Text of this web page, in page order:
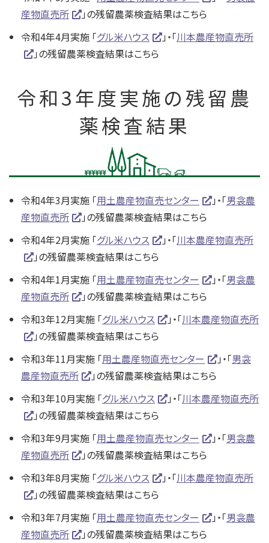
産物直売所
」の残留農薬検査結果はこちら
令和4年4月実施 「グル米ハウス 」・「川本農産物直売所
」の残留農薬検査結果はこちら
令和3年度実施の残留農
薬検査結果
令和4年3月実施 「用土農産物直売センター 」・「男衾農
産物直売所
」の残留農薬検査結果はこちら
令和4年2月実施 「グル米ハウス 」・「川本農産物直売所
」の残留農薬検査結果はこちら
令和4年1月実施 「用土農産物直売センター 」・「男衾農
産物直売所
」の残留農薬検査結果はこちら
令和3年12月実施 「グル米ハウス 」・「川本農産物直売所
」の残留農薬検査結果はこちら
令和3年11月実施 「用土農産物直売センター 」・「男衾
農産物直売所
」の残留農薬検査結果はこちら
令和3年10月実施 「グル米ハウス 」・「川本農産物直売所
」の残留農薬検査結果はこちら
令和3年9月実施 「用土農産物直売センター 」・「男衾農
産物直売所
」の残留農薬検査結果はこちら
令和3年8月実施 「グル米ハウス 」・「川本農産物直売所
」の残留農薬検査結果はこちら
令和3年7月実施 「用土農産物直売センター 」・「男衾農
産物直売所
」の残留農薬検査結果はこちら